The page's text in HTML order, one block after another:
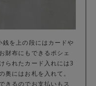
を上の段にはカードや
財布にもできるポシェ
られたカード入れには3
奥にはお札を入れて。
きるのでお支払いもス